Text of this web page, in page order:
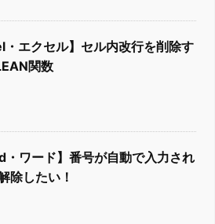
・エクセル】セル内改行を削除す
関数
・ワード】番号が自動で入力され
除したい！